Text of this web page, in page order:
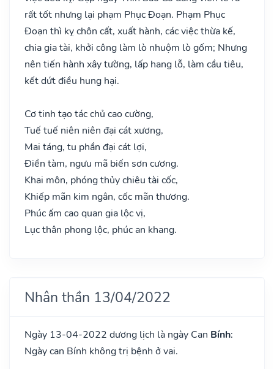
rất tốt nhưng lại phạm Phục Đoạn. Phạm Phục
Đoạn thì kỵ chôn cất, xuất hành, các việc thừa kế,
chia gia tài, khởi công làm lò nhuộm lò gốm; Nhưng
nên tiến hành xây tường, lấp hang lỗ, làm cầu tiêu,
kết dứt điều hung hại.
Cơ tinh tạo tác chủ cao cường,
Tuế tuế niên niên đại cát xương,
Mai táng, tu phần đại cát lợi,
Điền tàm, ngưu mã biến sơn cương.
Khai môn, phóng thủy chiêu tài cốc,
Khiếp mãn kim ngân, cốc mãn thương.
Phúc ấm cao quan gia lộc vị,
Lục thân phong lộc, phúc an khang.
Nhân thần 13/04/2022
Ngày 13-04-2022 dương lịch là ngày Can Bính:
Ngày can Bính không trị bệnh ở vai.